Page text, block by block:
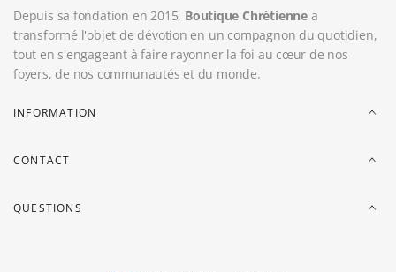
Depuis sa fondation en 2015, Boutique Chrétiennea
transformé l'objet de dévotion en un compagnon du quotidien,
tout en s'engageant à faire rayonner la foi au cœur de nos
foyers, de nos communautés et du monde.
INFORMATION
CONTACT
QUESTIONS